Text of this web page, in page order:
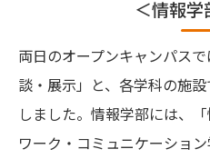
＜情報学
両日のオープンキャンパス
談・展示」と、各学科の施
しました。情報学部には、
ワーク・コミュニケーショ